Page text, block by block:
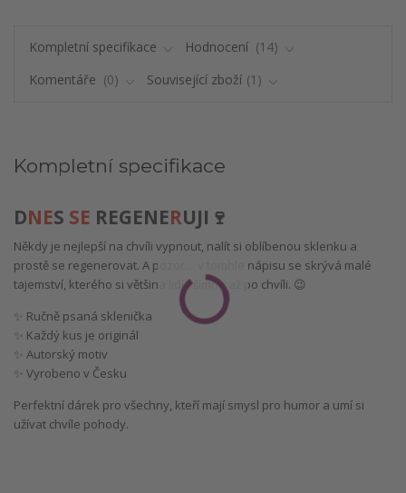
Kompletní specifikace Hodnocení
14
Komentáře
0 Související zboží 1
Kompletní specifikace
DNES SE REGENERUJI🍷
Někdy je nejlepší na chvíli vypnout, nalít si oblíbenou sklenku a
prostě se regenerovat. A pozor… v tomhle nápisu se skrývá malé
tajemství, kterého si většina lidí všimne až po chvíli. 😉
✨ Ručně psaná sklenička
✨ Každý kus je originál
✨ Autorský motiv
✨ Vyrobeno v Česku
Perfektní dárek pro všechny, kteří mají smysl pro humor a umí si
užívat chvíle pohody.